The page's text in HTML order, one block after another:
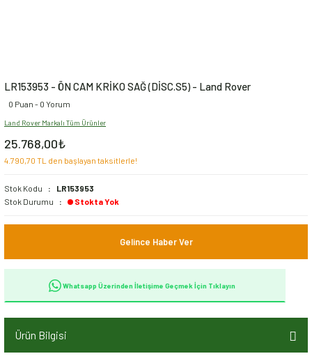
LR153953 - ÖN CAM KRİKO SAĞ (DİSC.S5) - Land Rover
0 Puan - 0 Yorum
Land Rover Markalı Tüm Ürünler
25.768,00₺
4.790,70 TL den başlayan taksitlerle!
Stok Kodu
LR153953
Stok Durumu
Stokta Yok
Gelince Haber Ver
Whatsapp Üzerinden İletişime Geçmek İçin Tıklayın
Ürün Bilgisi